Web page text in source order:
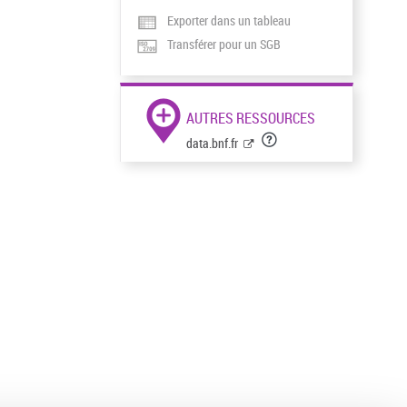
Exporter dans un tableau
Transférer pour un SGB
AUTRES RESSOURCES
data.bnf.fr